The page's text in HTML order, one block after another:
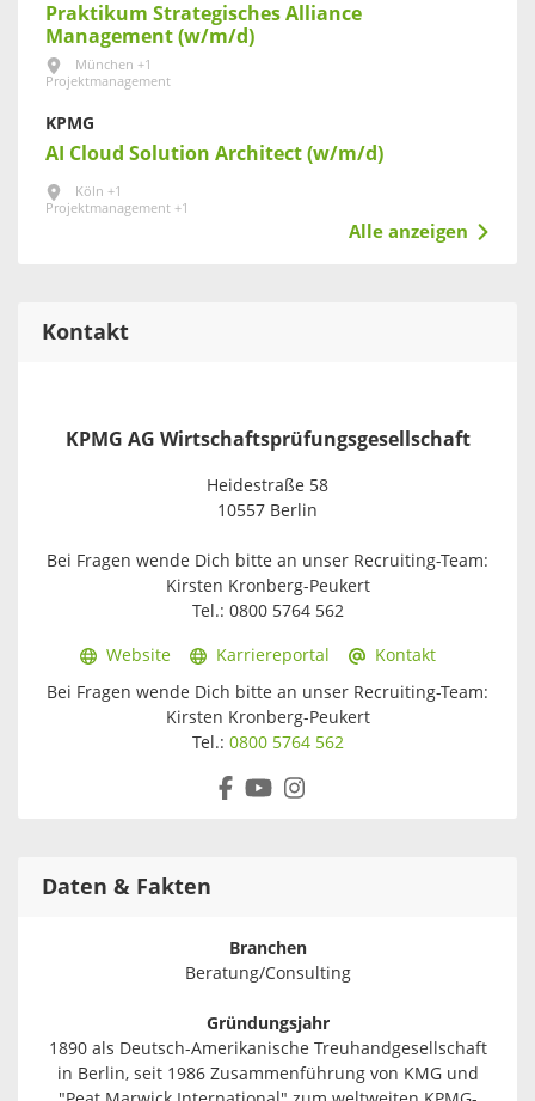
Praktikum Strategisches Alliance
Management (w/m/d)
München +1
Projektmanagement
KPMG
AI Cloud Solution Architect (w/m/d)
Köln +1
Projektmanagement +1
Alle anzeigen
Kontakt
KPMG AG Wirtschaftsprüfungsgesellschaft
Heidestraße 58
10557 Berlin
Bei Fragen wende Dich bitte an unser Recruiting-Team:
Kirsten Kronberg-Peukert
Tel.: 0800 5764 562
Website Karriereportal
Kontakt
Bei Fragen wende Dich bitte an unser Recruiting-Team:
Kirsten Kronberg-Peukert
Tel.: 0800 5764 562
Daten & Fakten
Branchen
Beratung/Consulting
Gründungsjahr
1890 als Deutsch-Amerikanische Treuhandgesellschaft
in Berlin, seit 1986 Zusammenführung von KMG und